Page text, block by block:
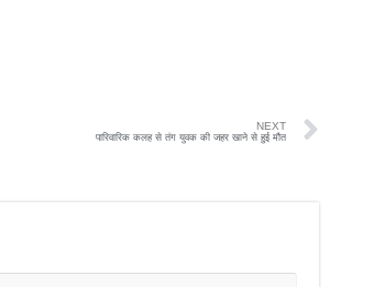
NEXT
पारिवारिक कलह से तंग युवक की जहर खाने से हुई मौत